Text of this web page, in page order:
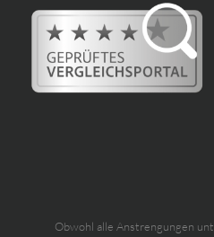
Obwohl alle Anstrengungen